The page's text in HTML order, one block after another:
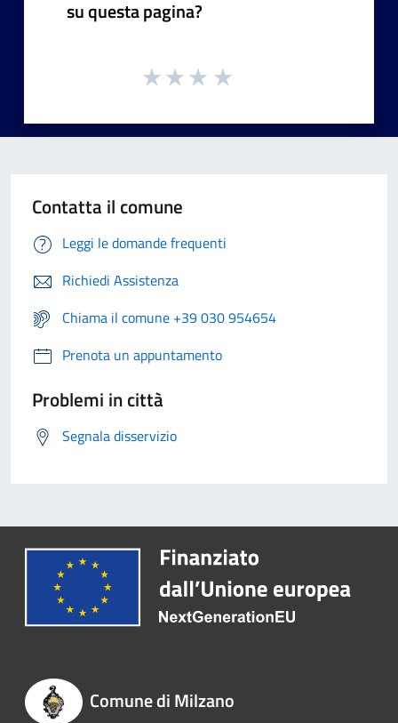
su questa pagina?
Contatta il comune
Leggi le domande frequenti
Richiedi Assistenza
Chiama il comune +39 030 954654
Prenota un appuntamento
Problemi in città
Segnala disservizio
Comune di Milzano